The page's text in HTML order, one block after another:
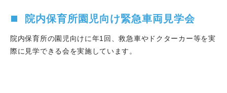
院内保育所園児向け緊急車両見学会
院内保育所の園児向けに年1回、救急車やドクターカー等を実
際に見学できる会を実施しています。